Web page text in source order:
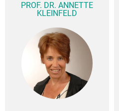
PROF. DR. ANNETTE
KLEINFELD